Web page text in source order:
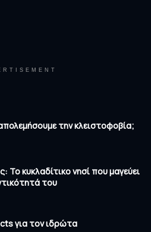
την κλειστοφοβία;
Το κυκλαδίτικο νησί που μαγεύει
του
για τον ιδρώτα